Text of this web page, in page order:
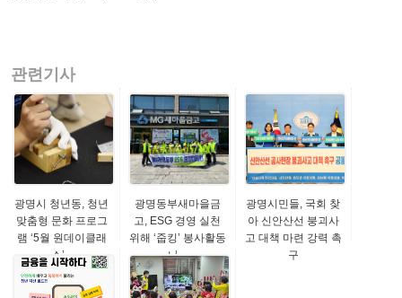
관련기사
광명시 청년동, 청년
맞춤형 문화 프로그
램 ‘5월 원데이클래
스’...
광명동부새마을금
고, ESG 경영 실천
위해 ‘줍킹’ 봉사활동
나...
광명시민들, 국회 찾
아 신안산선 붕괴사
고 대책 마련 강력 촉
구